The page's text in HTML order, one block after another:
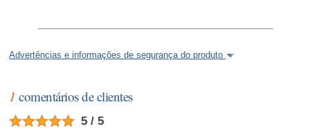
Advertências e informações de segurança do produto
1 comentários de clientes
5 / 5